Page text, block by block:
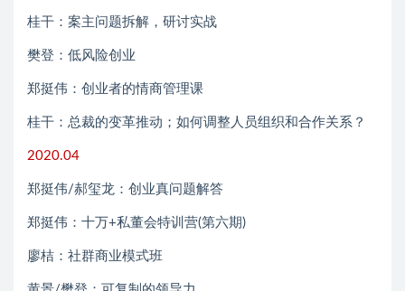
桂干：案主问题拆解，研讨实战
樊登：低风险创业
郑挺伟：创业者的情商管理课
桂干：总裁的变革推动；如何调整人员组织和合作关系？
2020.04
郑挺伟/郝玺龙：创业真问题解答
郑挺伟：十万+私董会特训营(第六期)
廖桔：社群商业模式班